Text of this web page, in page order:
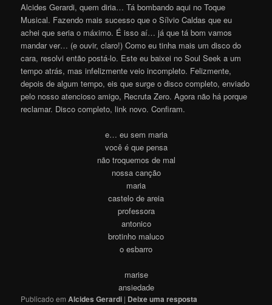
Alcides Gerardi, quem diria… Tá bombando aqui no Toque
Musical. Fazendo mais sucesso que o Sílvio Caldas que eu
achei que seria o máximo. É isso aí… já que tá bom vamos
mandar ver… (e ouvir, claro!) Como eu tinha mais um disco do
cara, resolvi então postá-lo. Este eu baixei no Soul Seek a um
tempo atrás, mas infelizmente veio incompleto. Felizmente,
depois de algum tempo, eis que surge o disco completo, enviado
pelo nosso atencioso amigo, Recruta Zero. Agora não há porque
reclamar. Disco completo, link novo. Confiram.
e… eu sem maria
você é que pensa
não troquemos de mal
nossa canção
maria
castelo de areia
professora
antonico
brotinho maluco
o esbarro
marise
ansiedade
Publicado em Alcides Gerardi | Deixe uma resposta